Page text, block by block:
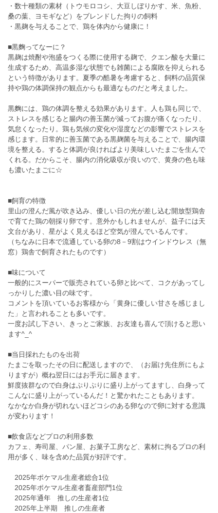
・数十種類の素材（トウモロコシ、大豆しぼりかす、米、魚粉、
桑の葉、ヨモギなど）をブレンドした拘りの飼料
・黒麹を与えることで、鶏を体内から健康に！
■黒麴ってなーに？
黒麹は焼酎や泡盛をつくる際に使用する麹で、クエン酸を大量に
生成するため、高温多湿な状態でも雑菌による腐敗を抑えられる
という特徴があります。夏季の酷暑を考慮すると、飼料の品質保
持や鶏の体調保持の観点からも最適なものだと考えました。
黒麴には、鶏の体調を整える効果があります。人も鶏も同じで、
ストレスを感じると腸内の善玉菌が減ってお腹が痛くなったり、
気怠くなったり。鶏も気候の変化や湿度などの影響でストレスを
感じます。日常的に善玉菌である黒麹菌を与えることで、腸内環
境を整える。すると体調が良ければより美味しいたまごを生んで
くれる。だからこそ、腸内の消化吸収が良いので、黄身の色も味
も濃いたまごに☆
■飼育の特徴
里山の澄んだ風が吹き込み、優しい日の光が差し込む開放型鶏舎
で育てた鶏の朝採り卵です。意外かもしれませんが、益子には天
文台があり、星がよく見えるほど空気が澄んでいるんです。
（ちなみに日本で流通している卵の8－9割はウインドウレス（無
窓）鶏舎で飼育されたものです）
■味について
一般的にスーパーで販売されている卵と比べて、コクがあってし
っかりした濃い目の味です。
コメントを頂いているお客様から「黄身に優しい甘さを感じまし
た」と言われることも多いです。
一度お試し下さい、きっとご家族、お友達も喜んで頂けると思い
ます^_^
■当日採れたものを出荷
たまごを取ったその日に配送しますので、（お届け先住所にもよ
りますが）概ね翌日にはお手元に届きます。
鮮度抜群なので白身はぷりぷりに盛り上がってますし、白身って
こんなに盛り上がっているんだ！と驚かれたこともあります。
なかなか白身が切れないほどコシのある卵なので卵に対する意識
が変わります！
■飲食店などプロの利用多数
カフェ、寿司屋、パン屋、お菓子工房など、素材に拘るプロの利
用が多く、味を含めた品質が好評です。
2025年ポケマル生産者総合1位
2025年ポケマル生産者畜産部門1位
2025年通年 推しの生産者1位
2025年上半期 推しの生産者